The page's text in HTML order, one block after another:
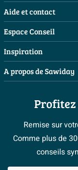
Aide et contact
FAQ
Commander
Payer
Livraison / retrait
Garantie &
Politique d’avis
> Service client
Espace Conseil
Demandez votre devis
Planificateur 3D
Les bons tuyaux
> Espace Conseil
Inspiration
Salles de bains
Inspiration toilettes
Moodboards
Magazine
#Mysawiday
A propos de Sawiday
Postes vacants
Sawiday PRO
Fevad
Ils parlent de nous
Mentions légales
Profitez
Remise sur
Comme plus de
conseils